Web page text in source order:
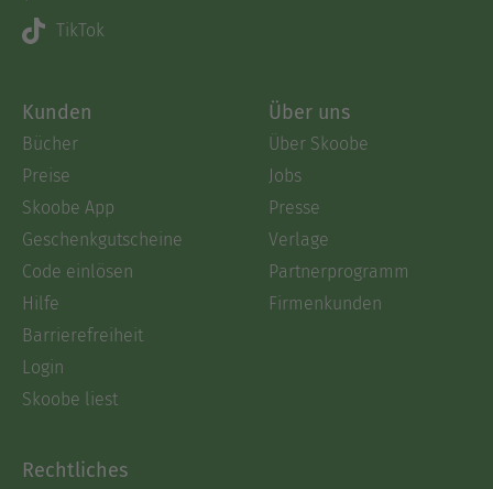
TikTok
Kunden
Bücher
Preise
Skoobe App
Geschenkgutscheine
Code einlösen
Hilfe
Barrierefreiheit
Login
Skoobe liest
Über uns
Über Skoobe
Jobs
Presse
Verlage
Partnerprogramm
Firmenkunden
Rechtliches